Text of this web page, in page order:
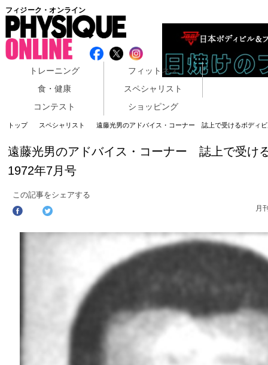
フィジーク・オンライン
トレーニング
フィットネス
食・健康
スペシャリスト
コンテスト
ショッピング
トップ スペシャリスト 遠藤光男のアドバイス・コーナー 誌上で受けるボディ
遠藤光男のアドバイス・コーナー 誌上で受け
1972年7月号
この記事をシェアする
月